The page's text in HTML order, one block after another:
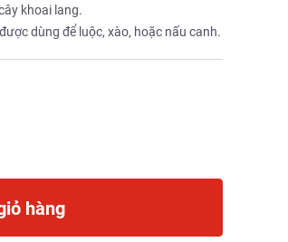
khoai lang.
dùng để luộc, xào, hoặc nấu canh.
hàng